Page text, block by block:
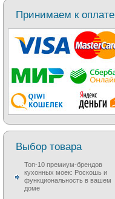
Принимаем к оплате
Выбор товара
Топ-10 премиум-брендов
кухонных моек: Роскошь и
функциональность в вашем
доме